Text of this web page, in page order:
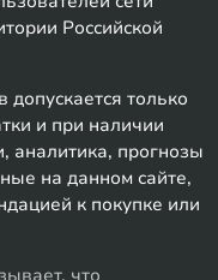
Российской
только
и при наличии
аналитика, прогнозы
на данном сайте,
к покупке или
что